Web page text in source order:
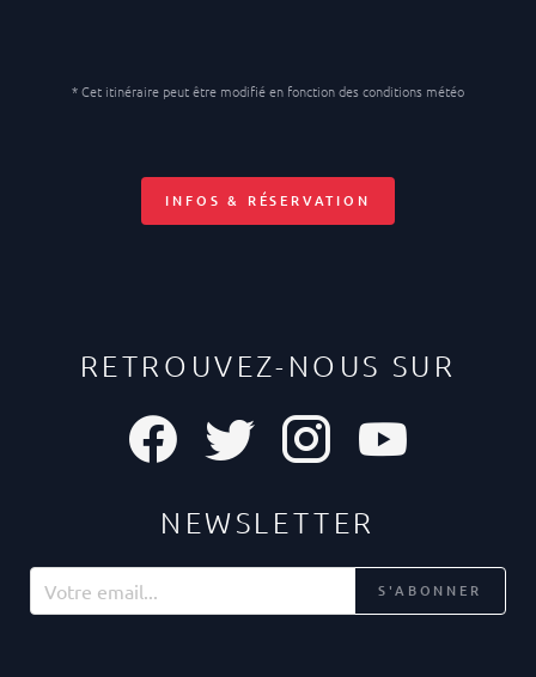
* Cet itinéraire peut être modifié en fonction des conditions météo
INFOS & RÉSERVATION
RETROUVEZ-NOUS SUR
NEWSLETTER
S'ABONNER